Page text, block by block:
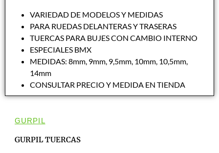
VARIEDAD DE MODELOS Y MEDIDAS
PARA RUEDAS DELANTERAS Y TRASERAS
TUERCAS PARA BUJES CON CAMBIO INTERNO
ESPECIALES BMX
MEDIDAS: 8mm, 9mm, 9,5mm, 10mm, 10,5mm,
14mm
CONSULTAR PRECIO Y MEDIDA EN TIENDA
GURPIL
GURPIL TUERCAS